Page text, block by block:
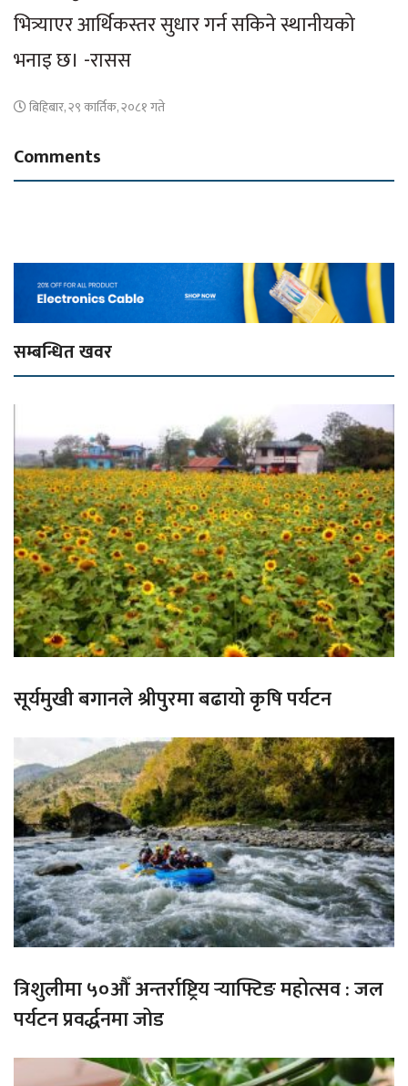
भित्र्याएर आर्थिकस्तर सुधार गर्न सकिने स्थानीयको
भनाइ छ। -रासस
बिहिबार, २९ कार्तिक, २०८१ गते
Comments
सम्बन्धित खवर
सूर्यमुखी बगानले श्रीपुरमा बढायो कृषि पर्यटन
त्रिशुलीमा ५०औँ अन्तर्राष्ट्रिय र्‍याफ्टिङ महोत्सव : जल
पर्यटन प्रवर्द्धनमा जोड